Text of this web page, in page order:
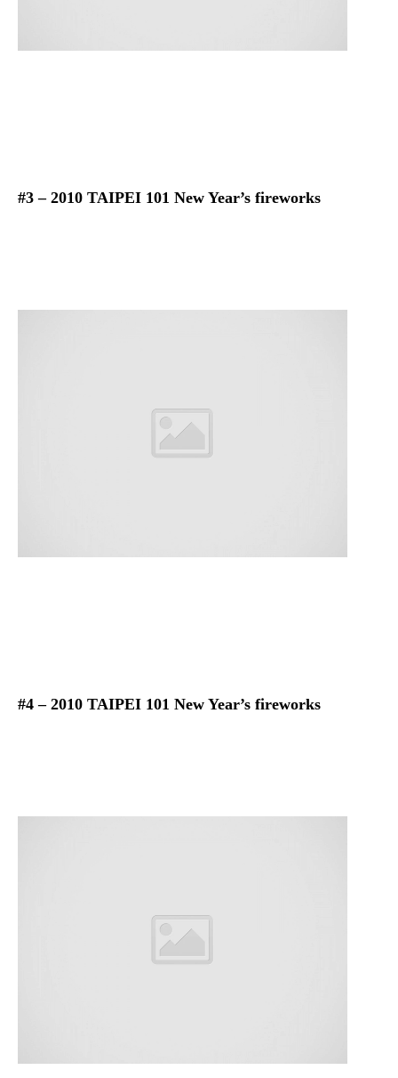
#3 – 2010 TAIPEI 101 New Year’s fireworks
#4 – 2010 TAIPEI 101 New Year’s fireworks